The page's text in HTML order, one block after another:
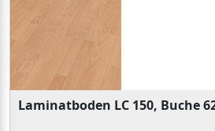
Laminatboden LC 150, Buche